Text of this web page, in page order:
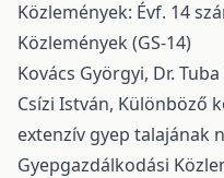
Közlemények: Évf. 14
Közlemények (GS-14)
Kovács Györgyi, Dr.
Csízi István, Különböző
extenzív gyep talajának
Gyepgazdálkodási